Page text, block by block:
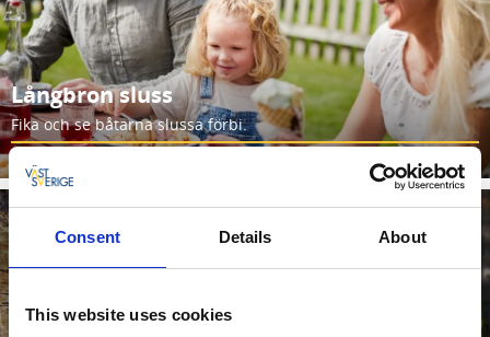
Consent Details About
This website uses cookies
Långbron sluss
Fika och se båtarna slussa förbi.
Läs mer